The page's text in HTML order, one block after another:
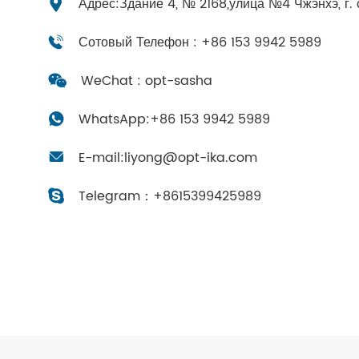
Сотовый Телефон : +86 153 9942 5989
WeChat : opt-sasha
WhatsApp:+86 153 9942 5989
E-mail:liyong@opt-ika.com
Telegram： +8615399425989